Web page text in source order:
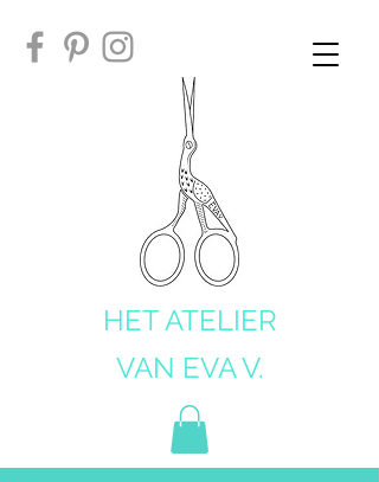
HET ATELIER
VAN EVA V.